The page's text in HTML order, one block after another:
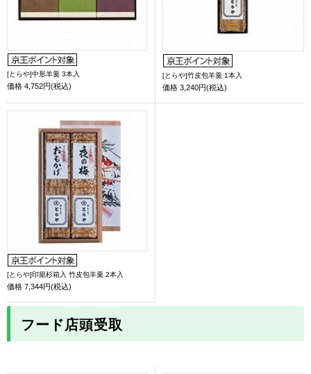
[とらや]中形羊羹 3本入
価格 4,752円(税込)
[とらや]竹皮包羊羹 1本入
価格 3,240円(税込)
[とらや]印籠杉箱入 竹皮包羊羹 2本入
価格 7,344円(税込)
フード店頭受取